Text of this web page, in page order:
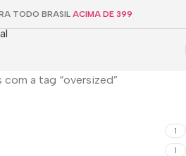
TODO BRASIL ACIMA DE 399
a tag “oversized”
1
1